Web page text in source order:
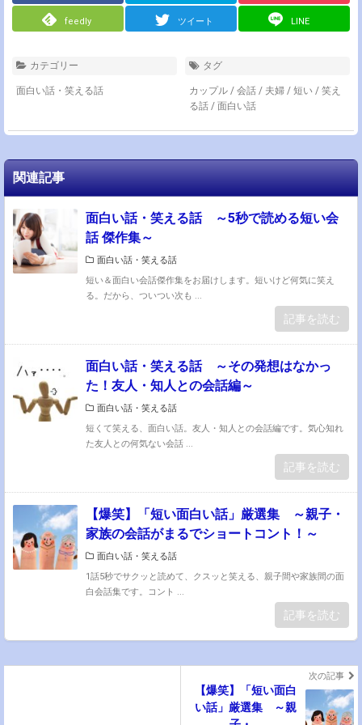
feedly ツイート LINE
カテゴリー
面白い話・笑える話
タグ
カップル / 会話 / 夫婦 / 短い / 笑え
る話 / 面白い話
関連記事
面白い話・笑える話 ～5秒で読める短い会
話 傑作集～
面白い話・笑える話
短い＆面白い会話傑作集をお届けします。短いけど何気に笑え
る。だから、ついつい次も ...
記事を読む
面白い話・笑える話 ～その発想はなかっ
た！友人・知人との会話編～
面白い話・笑える話
短くて笑える、面白い話。友人・知人との会話編です。気心知れ
た友人との何気ない会話 ...
記事を読む
【爆笑】「短い面白い話」厳選集 ～親子・
家族の会話がまるでショートコント！～
面白い話・笑える話
1話5秒でサクッと読めて、クスッと笑える、親子間や家族間の面
白会話集です。コント ...
記事を読む
次の記事
【爆笑】「短い面白
い話」厳選集 ～親